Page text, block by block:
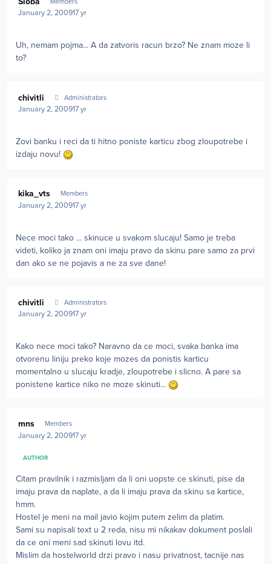
January 2, 200917 yr
Uh, nemam pojma... A da zatvoris racun brzo? Ne znam moze li
to?
chivitli Administrators
January 2, 200917 yr
Zovi banku i reci da ti hitno poniste karticu zbog zloupotrebe i
izdaju novu!
kika_vts Members
January 2, 200917 yr
Nece moci tako ... skinuce u svakom slucaju! Samo je treba
videti, koliko ja znam oni imaju pravo da skinu pare samo za prvi
dan ako se ne pojavis a ne za sve dane!
chivitli Administrators
January 2, 200917 yr
Kako nece moci tako? Naravno da ce moci, svaka banka ima
otvorenu liniju preko koje mozes da ponistis karticu
momentalno u slucaju kradje, zloupotrebe i slicno. A pare sa
ponistene kartice niko ne moze skinuti...
mns Members
January 2, 200917 yr
AUTHOR
Citam pravilnik i razmisljam da li oni uopste ce skinuti, pise da
imaju prava da naplate, a da li imaju prava da skinu sa kartice,
hmm.
Hostel je meni na mail javio kojim putem zelim da platim.
Sami su napisali text u 2 reda, nisu mi nikakav dokument poslali
da ce oni meni sad skinuti lovu itd.
Mislim da hostelworld drzi pravo i nasu privatnost, tacnije nas